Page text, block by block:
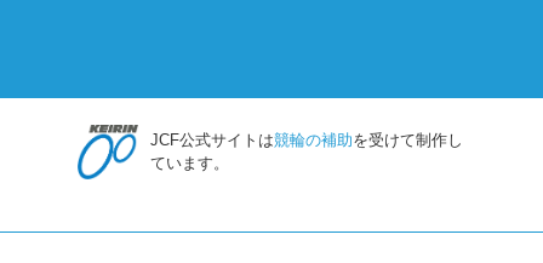
JCF公式サイトは競輪の補助を受けて制作し
ています。